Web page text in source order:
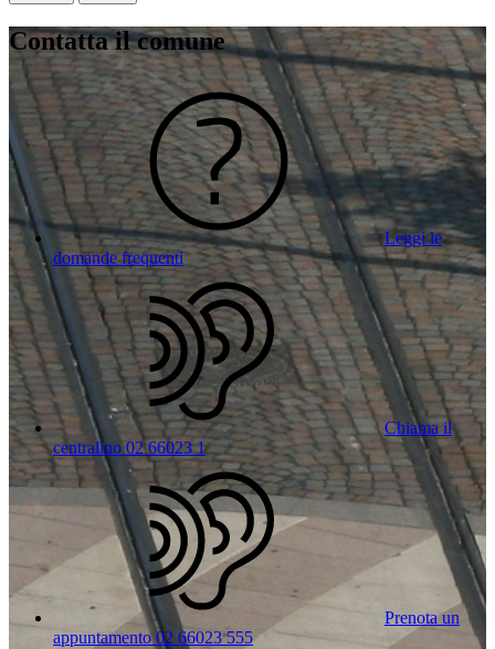
Contatta il comune
Leggi le
domande frequenti
Chiama il
centralino 02 66023 1
Prenota un
appuntamento 02 66023 555